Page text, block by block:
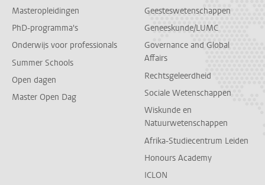
Masteropleidingen
PhD-programma's
Onderwijs voor professionals
Summer Schools
Open dagen
Master Open Dag
Geesteswetenschappen
Geneeskunde/LUMC
Governance and Global
Affairs
Rechtsgeleerdheid
Sociale Wetenschappen
Wiskunde en
Natuurwetenschappen
Afrika-Studiecentrum Leiden
Honours Academy
ICLON